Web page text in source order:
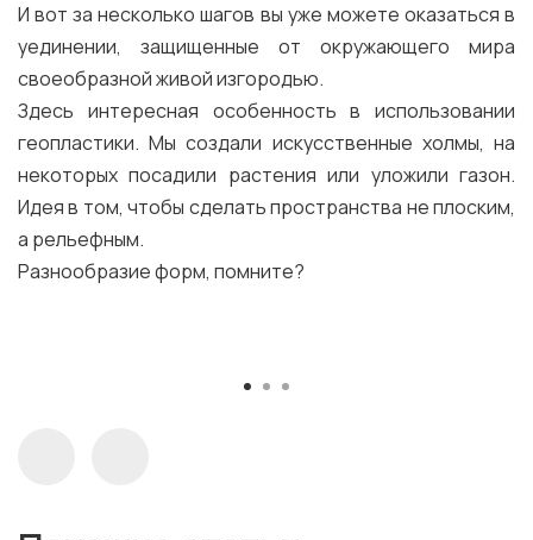
И вот за несколько шагов вы уже можете оказаться в
уединении, защищенные от окружающего мира
своеобразной живой изгородью.
Здесь интересная особенность в использовании
геопластики. Мы создали искусственные холмы, на
некоторых посадили растения или уложили газон.
Идея в том, чтобы сделать пространства не плоским,
а рельефным.
Разнообразие форм, помните?